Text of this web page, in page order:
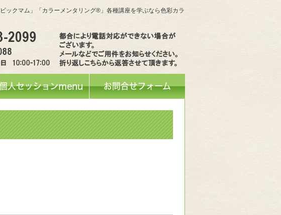
ックマム」「カラーメンタリング®」各種講座を学ぶなら色彩カラ
人セッションmenu お問合せフォーム